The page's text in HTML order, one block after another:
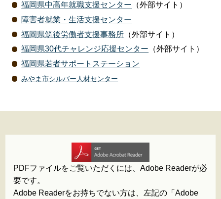
福岡県中高年就職支援センター （外部サイト）
障害者就業・生活支援センター
福岡県筑後労働者支援事務所 （外部サイト）
福岡県30代チャレンジ応援センター （外部サイト）
福岡県若者サポートステーション
みやま市シルバー人材センター
PDFファイルをご覧いただくには、Adobe Readerが必
要です。
Adobe Readerをお持ちでない方は、左記の「Adobe